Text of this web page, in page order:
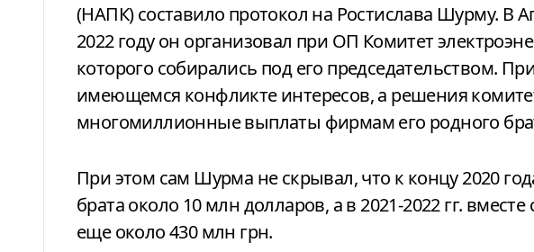
(НАПК) составило протокол на Ростислава Шурму. В
2022 году он организовал при ОП Комитет
которого собирались под его председательством.
имеющемся конфликте интересов, а решения
многомиллионные выплаты фирмам его родного
При этом сам Шурма не скрывал, что к концу 2020
брата около 10 млн долларов, а в 2021-2022 гг.
еще около 430 млн грн.